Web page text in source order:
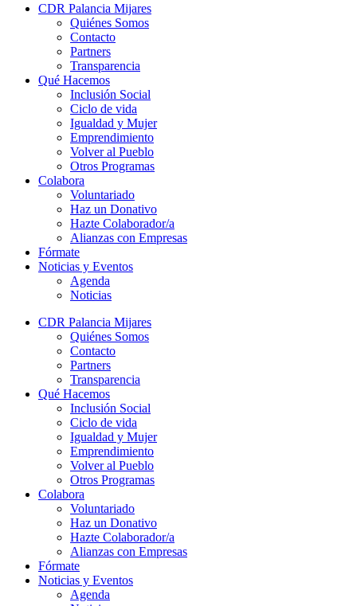
CDR Palancia Mijares
Quiénes Somos
Contacto
Partners
Transparencia
Qué Hacemos
Inclusión Social
Ciclo de vida
Igualdad y Mujer
Emprendimiento
Volver al Pueblo
Otros Programas
Colabora
Voluntariado
Haz un Donativo
Hazte Colaborador/a
Alianzas con Empresas
Fórmate
Noticias y Eventos
Agenda
Noticias
CDR Palancia Mijares
Quiénes Somos
Contacto
Partners
Transparencia
Qué Hacemos
Inclusión Social
Ciclo de vida
Igualdad y Mujer
Emprendimiento
Volver al Pueblo
Otros Programas
Colabora
Voluntariado
Haz un Donativo
Hazte Colaborador/a
Alianzas con Empresas
Fórmate
Noticias y Eventos
Agenda